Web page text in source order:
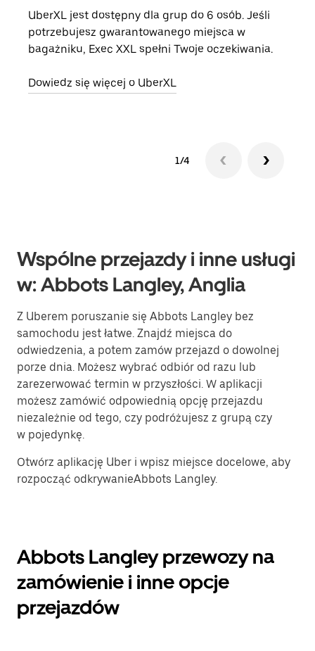
UberXL jest dostępny dla grup do 6 osób. Jeśli
potrzebujesz gwarantowanego miejsca w
bagażniku, Exec XXL spełni Twoje oczekiwania.
Dowiedz się więcej o UberXL
1/4
Wspólne przejazdy i inne usługi
w: Abbots Langley, Anglia
Z Uberem poruszanie się Abbots Langley bez
samochodu jest łatwe. Znajdź miejsca do
odwiedzenia, a potem zamów przejazd o dowolnej
porze dnia. Możesz wybrać odbiór od razu lub
zarezerwować termin w przyszłości. W aplikacji
możesz zamówić odpowiednią opcję przejazdu
niezależnie od tego, czy podróżujesz z grupą czy
w pojedynkę.
Otwórz aplikację Uber i wpisz miejsce docelowe, aby
rozpocząć odkrywanieAbbots Langley.
Abbots Langley przewozy na
zamówienie i inne opcje
przejazdów